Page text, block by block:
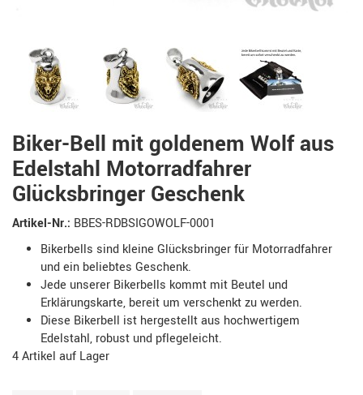
Biker-Bell mit goldenem Wolf aus
Edelstahl Motorradfahrer
Glücksbringer Geschenk
Artikel-Nr.: BBES-RDBSIGOWOLF-0001
Bikerbells sind kleine Glücksbringer für Motorradfahrer
und ein beliebtes Geschenk.
Jede unserer Bikerbells kommt mit Beutel und
Erklärungskarte, bereit um verschenkt zu werden.
Diese Bikerbell ist hergestellt aus hochwertigem
Edelstahl, robust und pflegeleicht.
4Artikel